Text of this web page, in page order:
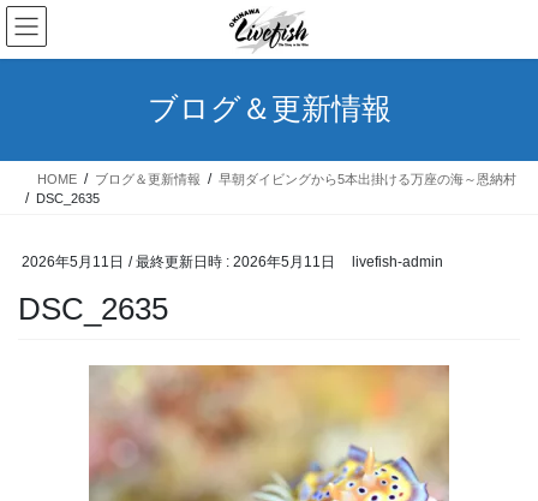
コ
ン
テ
ス
ナ
ビ
ゲ
ン
ブログ＆更新情報
HOME ブログ＆更新情報
早朝ダイビングから5本出掛ける万座の海～恩納村
DSC_2635
2026年5月11日 / 最終更新日時 : 2026年5月11日 livefish-admin
DSC_2635